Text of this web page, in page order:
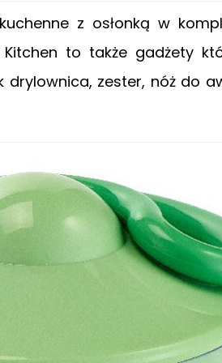
z osłonką w
Kitchen to także gadżety
zester, nóż do